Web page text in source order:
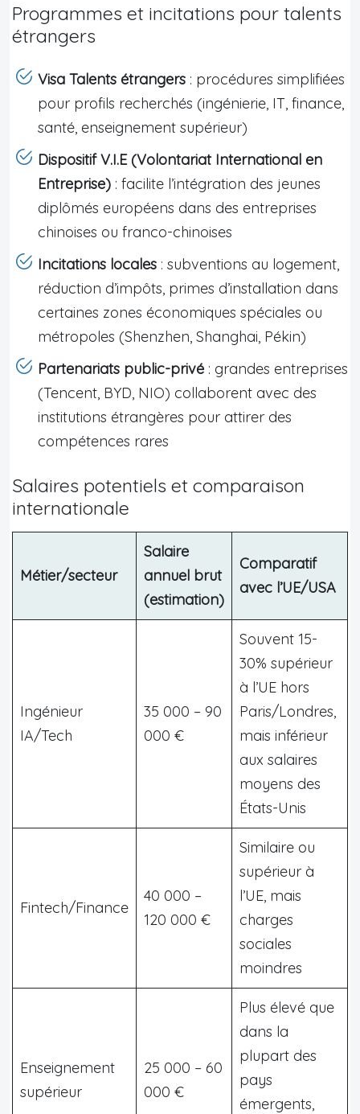
Programmes et incitations pour talents
étrangers
Visa Talents étrangers : procédures simplifiées
pour profils recherchés (ingénierie, IT, finance,
santé, enseignement supérieur)
Dispositif V.I.E (Volontariat International en
Entreprise) : facilite l’intégration des jeunes
diplômés européens dans des entreprises
chinoises ou franco-chinoises
Incitations locales : subventions au logement,
réduction d’impôts, primes d’installation dans
certaines zones économiques spéciales ou
métropoles (Shenzhen, Shanghai, Pékin)
Partenariats public-privé : grandes entreprises
(Tencent, BYD, NIO) collaborent avec des
institutions étrangères pour attirer des
compétences rares
Salaires potentiels et comparaison
internationale
Métier/secteur
Salaire
annuel brut
(estimation)
Comparatif
avec l’UE/USA
Ingénieur
IA/Tech
35 000 – 90
000 €
Souvent 15-
30% supérieur
à l’UE hors
Paris/Londres,
mais inférieur
aux salaires
moyens des
États-Unis
Fintech/Finance
40 000 –
120 000 €
Similaire ou
supérieur à
l’UE, mais
charges
sociales
moindres
Enseignement
supérieur
25 000 – 60
000 €
Plus élevé que
dans la
plupart des
pays
émergents,